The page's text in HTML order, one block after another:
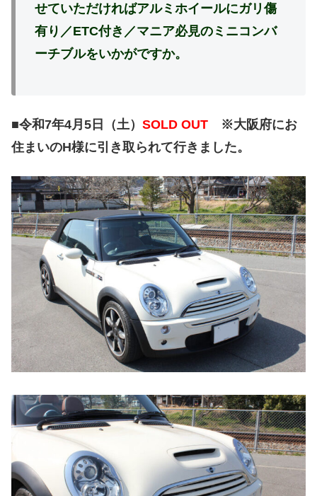
せていただければアルミホイールにガリ傷
有り／ETC付き／マニア必見のミニコンバ
ーチブルをいかがですか。
■令和7年4月5日（土） SOLD OUT ※大阪府にお
住まいのH様に引き取られて行きました。